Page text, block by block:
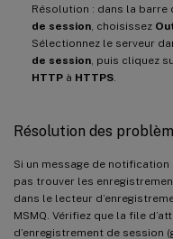
Résolution : dans la barre
de session , choisissez
Sélectionnez le serveur
de session , puis cliquez
HTTP à HTTPS
Résolution des
Si un message de notification
pas trouver les
dans le lecteur
MSMQ. Vérifiez que la file
d’enregistrement de session